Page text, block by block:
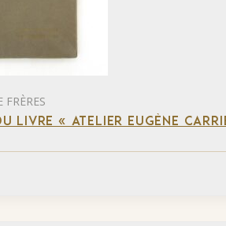
FRÈRES
LIVRE « ATELIER EUGÈNE